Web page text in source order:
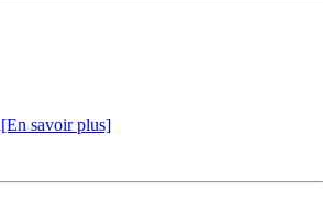
[En savoir plus]